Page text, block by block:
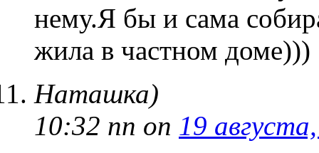
нему.Я бы и сама
жила в частном доме)))
Наташка)
10:32 пп on 19